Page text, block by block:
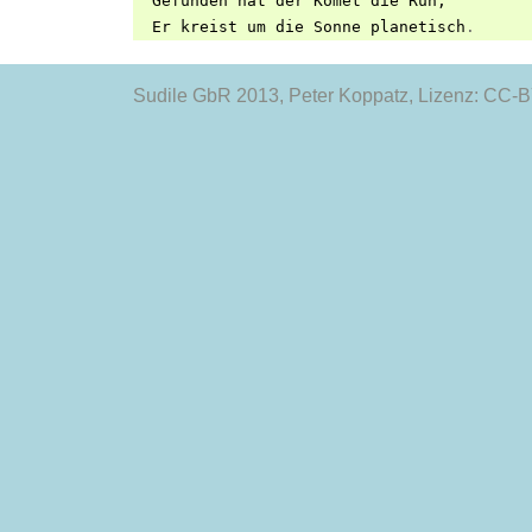
Er
kreist um die Sonne planetisch .
Sudile GbR 2013, Peter Koppatz, Lizenz: CC-